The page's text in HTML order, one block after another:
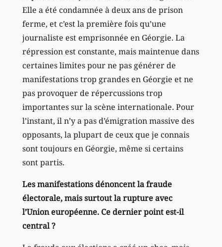
Elle a été condamnée à deux ans de prison
ferme, et c’est la première fois qu’une
journaliste est emprisonnée en Géorgie. La
répression est constante, mais maintenue dans
certaines limites pour ne pas générer de
manifestations trop grandes en Géorgie et ne
pas provoquer de répercussions trop
importantes sur la scène internationale. Pour
l’instant, il n’y a pas d’émigration massive des
opposants, la plupart de ceux que je connais
sont toujours en Géorgie, même si certains
sont partis.
Les manifestations dénoncent la fraude
électorale, mais surtout la rupture avec
l’Union européenne. Ce dernier point est-il
central ?